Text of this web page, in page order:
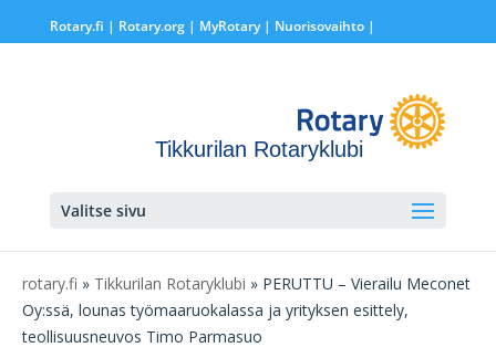
Rotary.fi | Rotary.org| MyRotary | Nuorisovaihto|
Tikkurilan Rotaryklubi
Valitse sivu
rotary.fi » Tikkurilan Rotaryklubi » PERUTTU – Vierailu Meconet
Oy:ssä, lounas työmaaruokalassa ja yrityksen esittely,
teollisuusneuvos Timo Parmasuo